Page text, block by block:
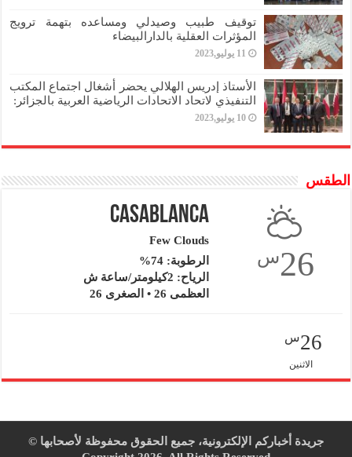
توقيف طبيب وصيدلي ومساعده بتهمة ترويج
المؤثرات العقلية بالدارالبيضاء
11 يوليو,2023
الأستاذ إدريس الهلالي يحضر أشغال اجتماع المكتب
التنفيذي لاتحاد الاتحادات الرياضية العربية بالجزائر:
10 يوليو,2023
الطقس
26س
Casablanca
Few Clouds
الرطوبة: 74%
الرياح: 2كيلومتر/ساعة ش
العظمى 26 • الصغرى 26
26س
الاثنين
جريدة أخباركم الإلكترونية، جميع الحقوق محفوظة لأصحابها ©